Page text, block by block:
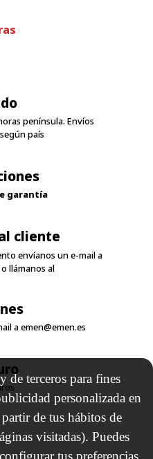
península. Envíos
país
garantía
cliente
envíanos un e-mail a
o llámanos al
aemen@emen.es
de terceros para fines
personalizada en
de tus hábitos de
visitadas). Puedes
tus preferencias.